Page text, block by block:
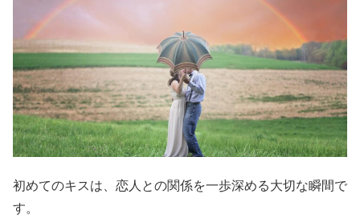
初めてのキスは、恋人との関係を一歩深める大切な瞬間で
す。